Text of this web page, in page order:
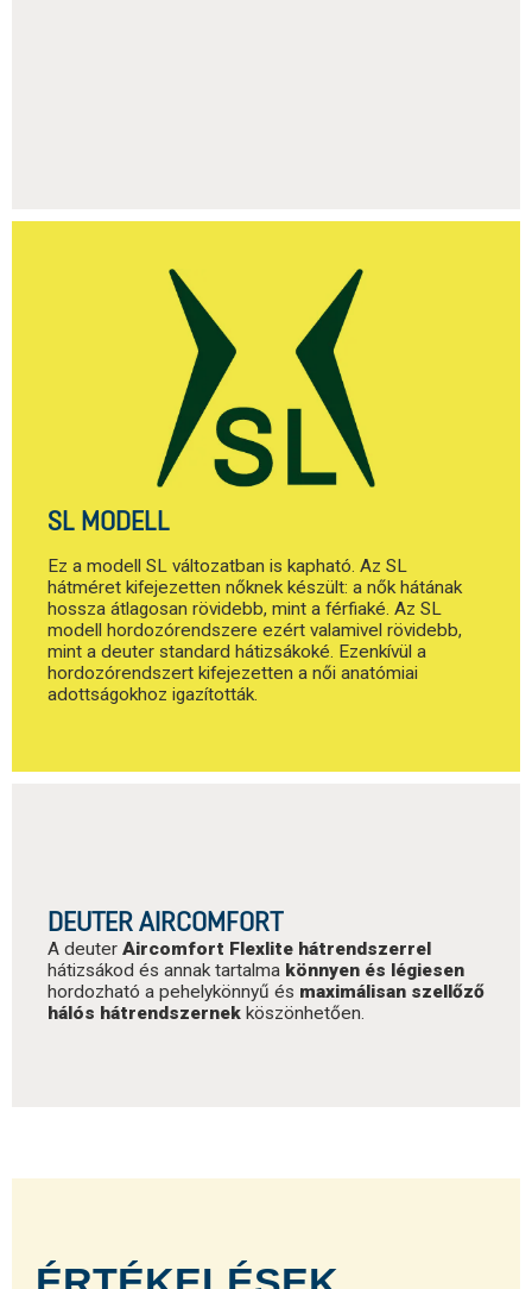
SL MODELL
Ez a modell SL változatban is kapható. Az SL
hátméret kifejezetten nőknek készült: a nők hátának
hossza átlagosan rövidebb, mint a férfiaké. Az SL
modell hordozórendszere ezért valamivel rövidebb,
mint a deuter standard hátizsákoké. Ezenkívül a
hordozórendszert kifejezetten a női anatómiai
adottságokhoz igazították.
DEUTER AIRCOMFORT
A deuter Aircomfort Flexlite hátrendszerrel
hátizsákod és annak tartalma könnyen és légiesen
hordozható a pehelykönnyű és maximálisan szellőző
hálós hátrendszernek köszönhetően.